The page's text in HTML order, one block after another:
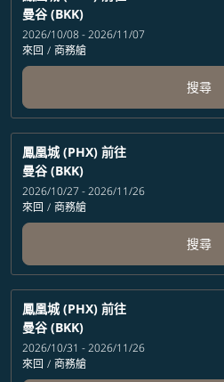
曼谷 (BKK)
2026/10/08 - 2026/11/07
來回 / 商務艙
搜尋
鳳凰城 (PHX) 前往
曼谷 (BKK)
2026/10/27 - 2026/11/26
來回 / 商務艙
搜尋
鳳凰城 (PHX) 前往
曼谷 (BKK)
2026/10/31 - 2026/11/26
來回 / 商務艙